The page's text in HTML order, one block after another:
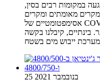
פגעה במקומות רבים בסין,
מאומתים ומקרים
אסימפטומטיים של COVID-19 דווחו בזיבו. עבודת המניעה
בינתיים, קיבלנו בקשה
25 בנובמבר 2021